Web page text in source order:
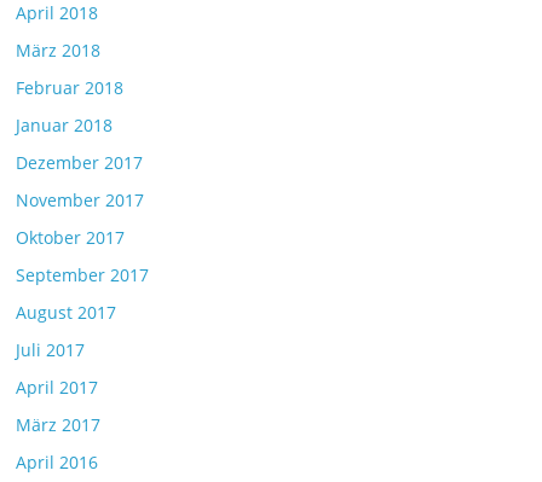
April 2018
März 2018
Februar 2018
Januar 2018
Dezember 2017
November 2017
Oktober 2017
September 2017
August 2017
Juli 2017
April 2017
März 2017
April 2016